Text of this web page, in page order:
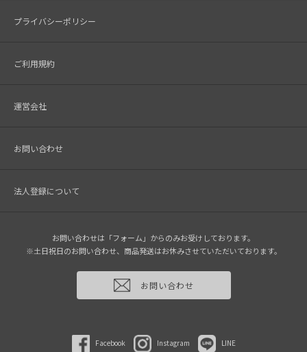
プライバシーポリシー
ご利用規約
運営会社
お問い合わせ
法人登録について
お問い合わせは「フォーム」からのみお受けしております。
※土日祝日のお問い合わせ、商品発送はお休みさせていただいております。
お問い合わせ
Facebook Instagram LINE